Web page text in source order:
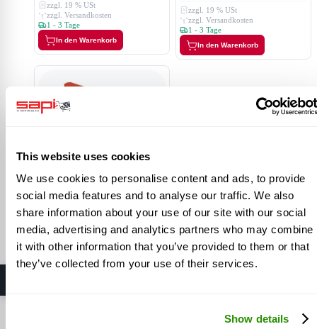
This website uses cookies
We use cookies to personalise content and ads, to provide
social media features and to analyse our traffic. We also
share information about your use of our site with our social
media, advertising and analytics partners who may combine
it with other information that you’ve provided to them or that
they’ve collected from your use of their services.
Show details
zzgl. 19 % USt
zzgl. Versandkosten
1 - 3 Tage
In den Warenkorb
zzgl. 19 % USt
zzgl. Versandkosten
1 - 3 Tage
In den Warenkorb
Tellersanddosierventil 1/2"
104,72 €
88,00 €
zzgl. 19 % USt
1 - 3 Tage
In den Warenkorb